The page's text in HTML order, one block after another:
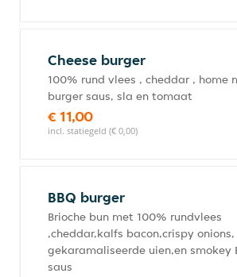
Cheese burger
100% rund vlees , cheddar , home
burger saus, sla en tomaat
€ 11,00
incl. statiegeld (€ 0,00)
BBQ burger
Brioche bun met 100% rundvlees
,cheddar,kalfs bacon,crispy onions,
gekaramaliseerde uien,en smokey
saus